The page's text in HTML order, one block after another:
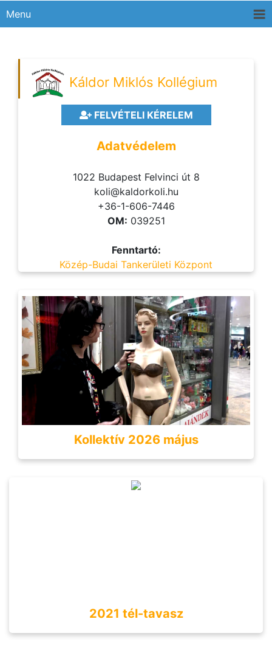
Menu
Káldor Miklós Kollégium
FELVÉTELI KÉRELEM
Adatvédelem
1022 Budapest Felvinci út 8
koli@kaldorkoli.hu
+36-1-606-7446
OM: 039251
Fenntartó:
Közép-Budai Tankerületi Központ
Kollektív 2026 május
2021 tél-tavasz